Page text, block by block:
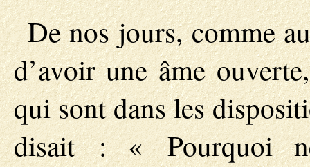
De nos jours, comme
d’avoir une âme
qui sont dans les
disait : « Pourquoi